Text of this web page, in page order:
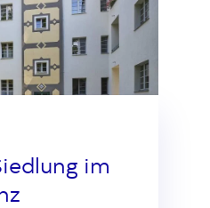
im